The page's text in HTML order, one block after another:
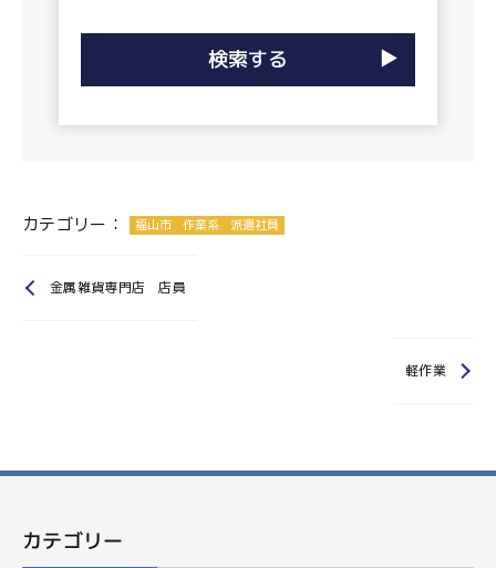
カテゴリー： 福山市 作業系 派遣社員
金属雑貨専門店 店員
軽作業
カテゴリー